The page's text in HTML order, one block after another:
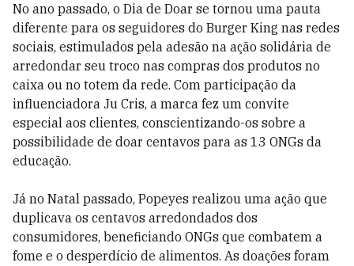
No ano passado, o Dia de Doar se tornou uma pauta
diferente para os seguidores do Burger King nas redes
sociais, estimulados pela adesão na ação solidária de
arredondar seu troco nas compras dos produtos no
caixa ou no totem da rede. Com participação da
influenciadora Ju Cris, a marca fez um convite
especial aos clientes, conscientizando-os sobre a
possibilidade de doar centavos para as 13 ONGs da
educação.
Já no Natal passado, Popeyes realizou uma ação que
duplicava os centavos arredondados dos
consumidores, beneficiando ONGs que combatem a
fome e o desperdício de alimentos. As doações foram